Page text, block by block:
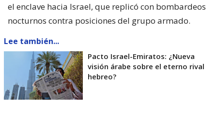
el enclave hacia Israel, que replicó con bombardeos
nocturnos contra posiciones del grupo armado.
Lee también...
Pacto Israel-Emiratos: ¿Nueva
visión árabe sobre el eterno rival
hebreo?